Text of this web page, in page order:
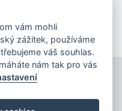
údajů
vám mohli
zážitek, používáme
váš souhlas.
nám tak pro vás